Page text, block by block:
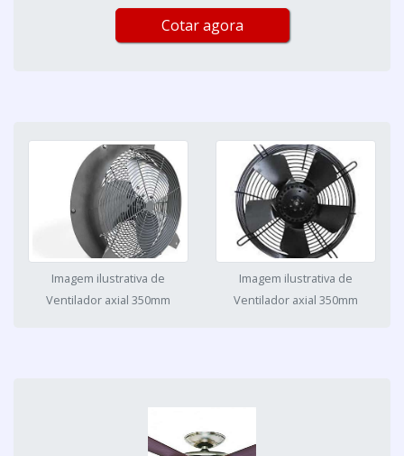
Cotar agora
Imagem ilustrativa de
Ventilador axial 350mm
Imagem ilustrativa de
Ventilador axial 350mm